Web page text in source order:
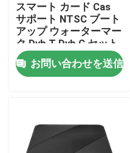
ホーム
VRショー
スマート カード Cas
サポート NTSC ブート
アップ ウォーターマー
ク Dvb T Dvb C セット
トップ ボックス
お問い合わせを送信